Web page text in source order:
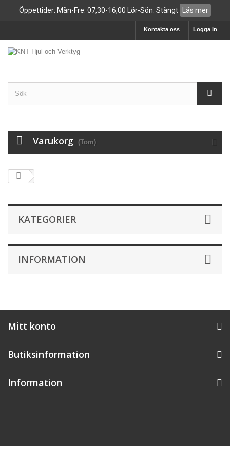
Öppettider: Mån-Fre: 07,30-16,00 Lör-Sön: Stängt Läs mer
Logga in
Kontakta oss
Varukorg (Tom)
KATEGORIER
INFORMATION
Mitt konto
Butiksinformation
Information